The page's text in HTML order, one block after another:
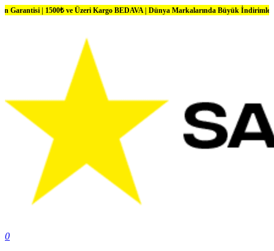
ve Üzeri Kargo BEDAVA | Dünya Markalarında Büyük İndirimler
0